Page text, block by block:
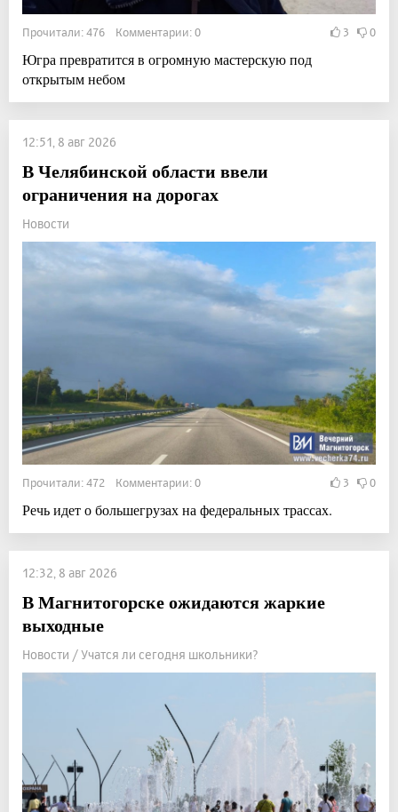
Прочитали: 476 Комментарии: 0 3 0
Югра превратится в огромную мастерскую под
открытым небом
12:51, 8 авг 2026
В Челябинской области ввели
ограничения на дорогах
Новости
Прочитали: 472 Комментарии: 0 3 0
Речь идет о большегрузах на федеральных трассах.
12:32, 8 авг 2026
В Магнитогорске ожидаются жаркие
выходные
Новости / Учатся ли сегодня школьники?